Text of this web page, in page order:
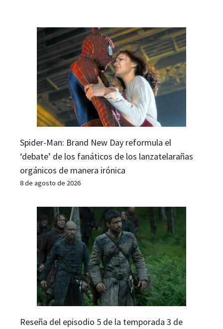
Spider-Man: Brand New Day reformula el
‘debate’ de los fanáticos de los lanzatelarañas
orgánicos de manera irónica
8 de agosto de 2026
Reseña del episodio 5 de la temporada 3 de